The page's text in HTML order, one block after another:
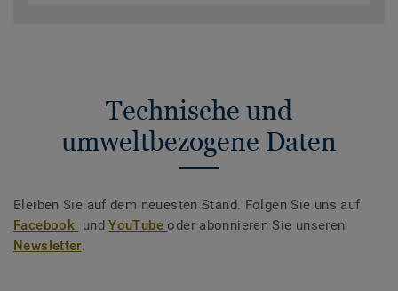
Technische und
umweltbezogene Daten
Bleiben Sie auf dem neuesten Stand. Folgen Sie uns auf
Facebook undYouTubeoder abonnieren Sie unseren
Newsletter.